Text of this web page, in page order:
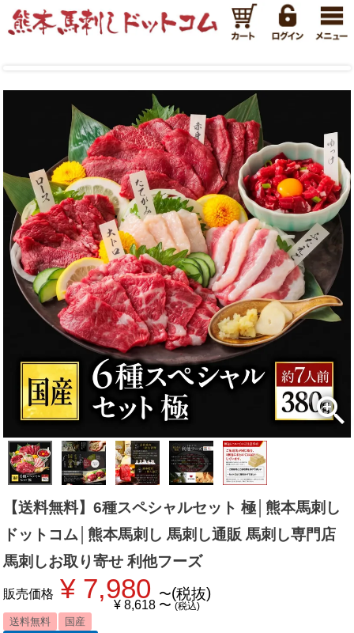
【送料無料】6種スペシャルセット 極│熊本馬刺し
ドットコム│熊本馬刺し 馬刺し通販 馬刺し専門店
馬刺しお取り寄せ 利他フーズ
販売価格 ¥ 7,980 〜 税抜
¥ 8,618 〜 税込
送料無料
国産